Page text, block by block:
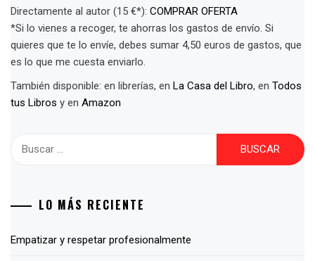
Directamente al autor (15 €*): COMPRAR OFERTA
*Si lo vienes a recoger, te ahorras los gastos de envío. Si
quieres que te lo envíe, debes sumar 4,50 euros de gastos, que
es lo que me cuesta enviarlo.
También disponible: en librerías, en La Casa del Libro, en Todos
tus Libros y en Amazon
LO MÁS RECIENTE
Empatizar y respetar profesionalmente